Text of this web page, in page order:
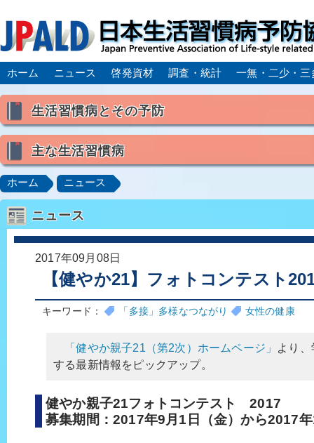
ホーム ニュース 啓発資材 調査・統計 一無・二少・三
生活習慣病とその予防
喫煙
食生活
主な生活習慣病
高血圧 脂質異常症（高脂血症）
肥満症／メタボリックシンドローム
動脈硬化
心
脂肪肝／NAFLD／NASH
ロコモティブシンドローム／サルコペニア／フレイル
ホーム ニュース
ニュース
2017年09月08日
【健やか21】フォトコンテスト
キーワード： 「多接」多様なつながり 女性の健康
「健やか親子21（第2次）ホームページ」
より
する最新情報をピックアップ。
健やか親子21フォトコンテスト 2017
募集期間：2017年9月1日（金）から2017